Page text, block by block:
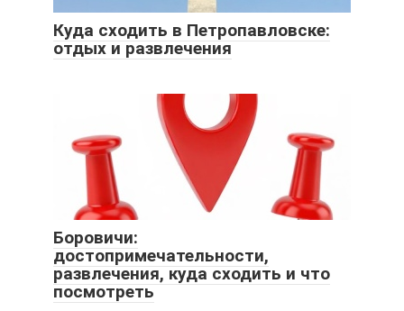
Куда сходить в Петропавловске:
отдых и развлечения
Боровичи:
достопримечательности,
развлечения, куда сходить и что
посмотреть